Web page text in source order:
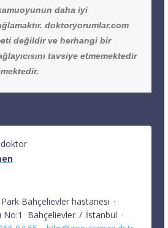
daha iyi
doktoryorumlar.com
değildir ve herhangi bir
tavsiye etmemektedir
Bahçelievler hastanesi ·
No:1
Bahçelievler / İstanbul ·